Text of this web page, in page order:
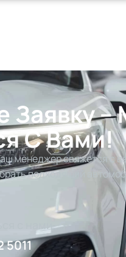
Заявку
С Вами!
менеджер свяжется с
подходящий
с нами
5011